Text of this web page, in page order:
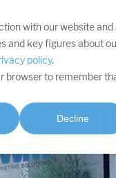
with our website and
and key figures about
policy.
browser to remember
Decline
SOFTWARE